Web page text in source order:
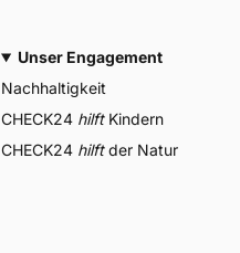
Unser Engagement
Nachhaltigkeit
CHECK24 hilftKindern
CHECK24 hilftder Natur